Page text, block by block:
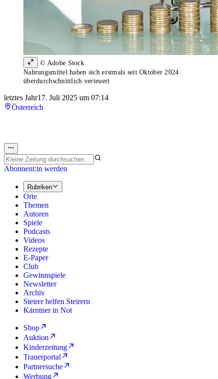
© Adobe Stock
Nahrungsmittel haben sich erstmals seit Oktober 2024
überdurchschnittlich verteuert
letztes Jahr17. Juli 2025 um 07:14
Österreich
Abonnent:in werden
Rubriken
Orte
Themen
Autoren
Spiele
Podcasts
Videos
Rezepte
E-Paper
Club
Gewinnspiele
Newsletter
Archiv
Steirer helfen Steirern
Kärntner in Not
Shop
Auktion
Kinderzeitung
Trauerportal
Partnersuche
Werbung